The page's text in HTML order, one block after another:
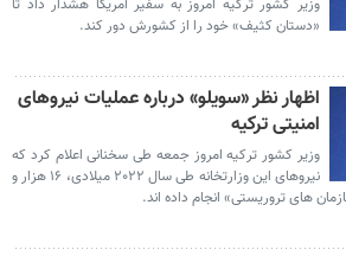
وزیر کشور ترکیه امروز به سفیر آمریکا هشدار داد تا
«دستان کثیف» خود را از کشورش دور کند.
اظهار نظر «سویلو» درباره عملیات نیروهای
امنیتی ترکیه
وزیر کشور ترکیه امروز جمعه طی سخنانی اعلام کرد که
نیروهای این وزارتخانه طی سال ۲۰۲۲ میلادی، ۱۶ هزار و